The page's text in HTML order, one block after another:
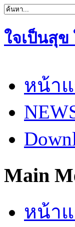
ใจเป็นสุข
หน้า
Main
หน้า